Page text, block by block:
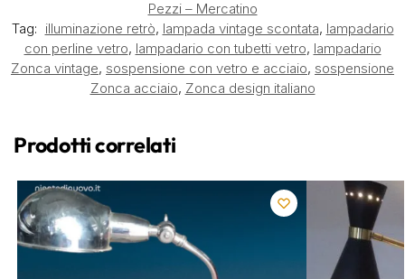
Pezzi – Mercatino
Tag: illuminazione retrò, lampada vintage scontata, lampadario
con perline vetro, lampadario con tubetti vetro, lampadario
Zonca vintage, sospensione con vetro e acciaio, sospensione
Zonca acciaio, Zonca design italiano
Prodotti correlati